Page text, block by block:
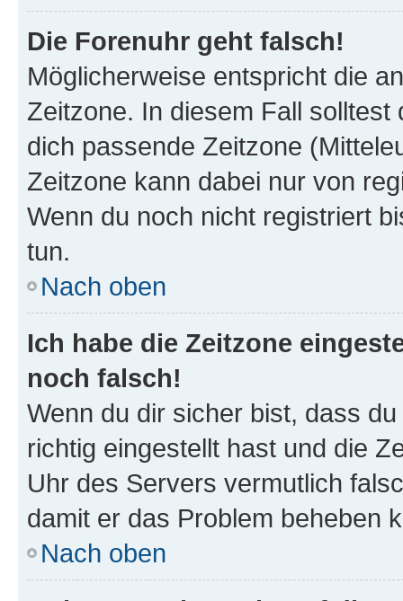
Die Forenuhr geht falsch!
Möglicherweise entspricht die
Zeitzone. In diesem Fall solltest
dich passende Zeitzone
Zeitzone kann dabei nur von
Wenn du noch nicht registriert
tun.
Nach oben
Ich habe die Zeitzone
noch falsch!
Wenn du dir sicher bist, dass
richtig eingestellt hast und die
Uhr des Servers vermutlich
damit er das Problem beheben
Nach oben